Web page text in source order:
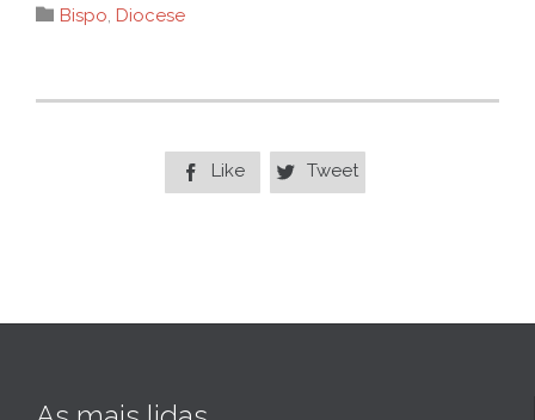
 Category
Bispo, Diocese
 Like  Tweet